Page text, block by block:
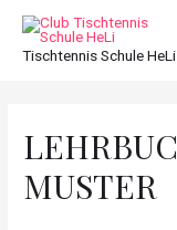
Tischtennis Schule HeLi
MUSTER